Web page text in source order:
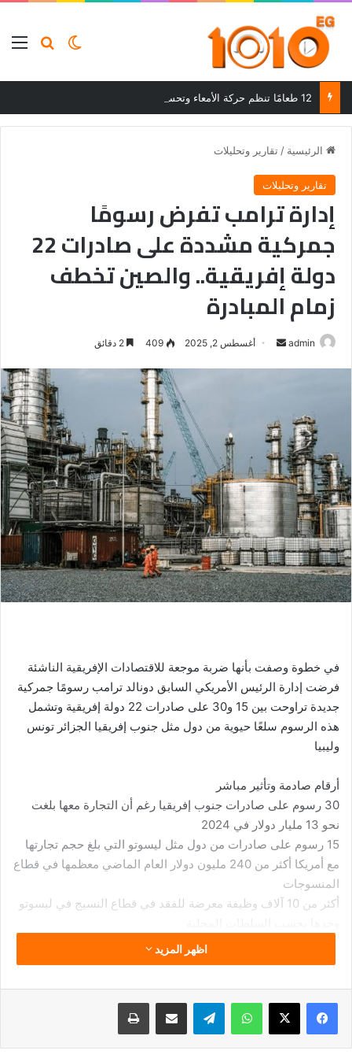
بحثالوضع
الرئيسية / تقارير وتحليلات
تقارير وتحليلات
إدارة ترامب تفرض رسومًا
جمركية مشددة على صادرات 22
دولة إفريقية.. والصين تخطف
زمام المبادرة
admin
أرسل أغسطس 2, 2025 409
في خطوة وصفت بأنها ضربة موجعة للاقتصادات الإفريقية الناشئة
فرضت إدارة الرئيس الأمريكي السابق دونالد ترامب رسومًا جمركية
جديدة تراوحت بين 15 و30 على صادرات 22 دولة إفريقية وتشمل
هذه الرسوم سلعًا حيوية من دول مثل جنوب إفريقيا الجزائر تونس
وليبيا
أرقام صادمة وتأثير مباشر
30 رسوم على صادرات جنوب إفريقيا رغم أن التجارة معها بلغت
نحو 13 مليار دولار في 2024
15 رسوم على صادرات من دول مثل ليسوتو التي بلغ حجم تجارتها
مع أمريكا أكثر من 240 مليون دولار العام الماضي معظمها في قطاع
المنسوجات
أكثر من 10 آلاف وظيفة معرضة للفقد في قطاع النسيج في ليسوتو
وقد أعلنت حكومة ليسوتو حالة كارثة وطنية لمدة عامين بسبب انهيار
صناعات كانت تُعد شريانًا رئيسيًا للاقتصاد المحلي
اظهر المزيد
فيسبوك ‫X واتساب تيلقرام مشاركة عبر البريد طباعة